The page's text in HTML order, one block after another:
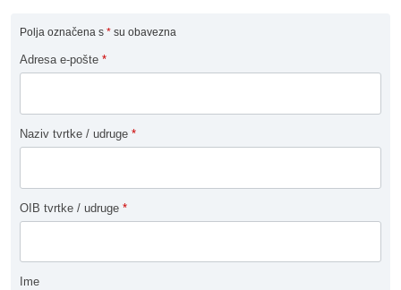
Polja označena s * su obavezna
Adresa e-pošte *
Naziv tvrtke / udruge *
OIB tvrtke / udruge *
Ime